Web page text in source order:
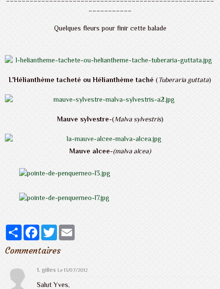
___________
Quelques fleurs pour finir cette balade
L'Hélianthème tacheté ou Hélianthème taché(Tuberaria guttata)
Mauve sylvestre-(Malva sylvestris)
Mauve alcee-(malva alcea)
PartagerFacebook
TwitterEmail
Commentaires
1.gilles Le 13/07/2012
Salut Yves,